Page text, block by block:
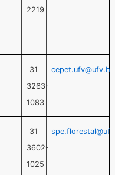
2219
31
3263-
1083
cepet.ufv@ufv.br
31
3602-
1025